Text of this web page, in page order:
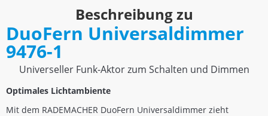
Beschreibung zu
DuoFern Universaldimmer
9476-1
Universeller Funk-Aktor zum Schalten und Dimmen
Optimales Lichtambiente
Mit dem RADEMACHER DuoFern Universaldimmer zieht